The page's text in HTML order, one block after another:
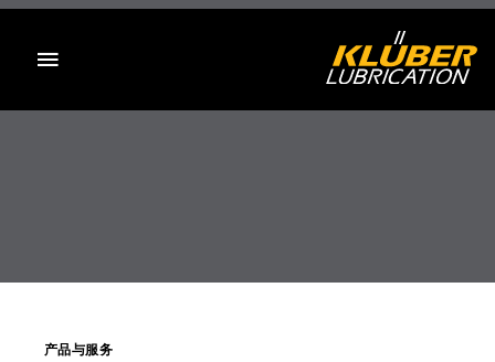
产品与服务